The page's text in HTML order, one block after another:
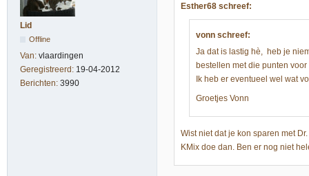
Lid
Offline
Van: vlaardingen
Geregistreerd: 19-04-2012
Berichten: 3990
Esther68 schreef:
vonn schreef:
Ja dat is lastig hè, heb je
bestellen met die punten
Ik heb er eventueel wel wat
Groetjes Vonn
Wist niet dat je kon sparen met
KMix doe dan. Ben er nog niet